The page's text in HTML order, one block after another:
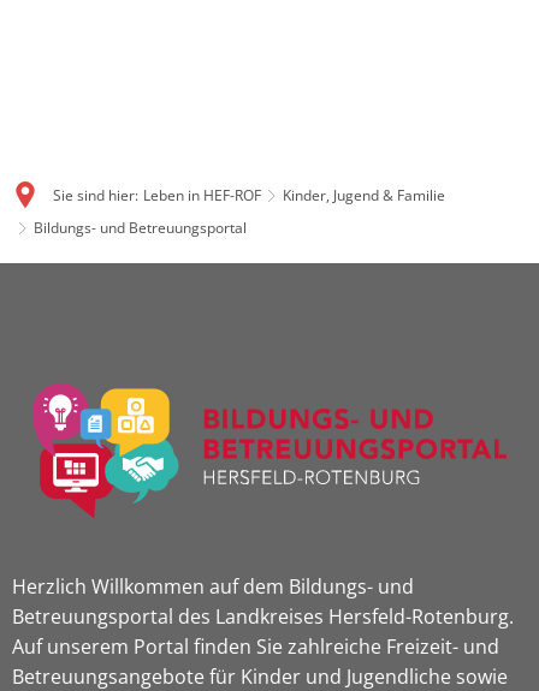
Sie sind hier: Leben in HEF-ROF
Kinder, Jugend & Familie
Bildungs- und Betreuungsportal
Herzlich Willkommen auf dem Bildungs- und
Betreuungsportal des Landkreises Hersfeld-Rotenburg.
Auf unserem Portal finden Sie zahlreiche Freizeit- und
Betreuungsangebote für Kinder und Jugendliche sowie